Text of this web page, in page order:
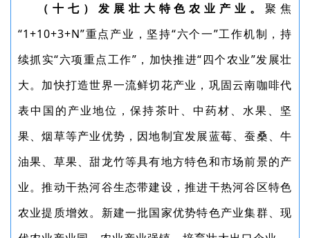
（十七）发展壮大特色农业产业。聚焦
“1+10+3+N”重点产业，坚持“六个一”工作机制，持
续抓实“六项重点工作”，加快推进“四个农业”发展壮
大。加快打造世界一流鲜切花产业，巩固云南咖啡代
表中国的产业地位，保持茶叶、中药材、水果、坚
果、烟草等产业优势，因地制宜发展蓝莓、蚕桑、牛
油果、草果、甜龙竹等具有地方特色和市场前景的产
业。推动干热河谷生态带建设，推进干热河谷区特色
农业提质增效。新建一批国家优势特色产业集群、现